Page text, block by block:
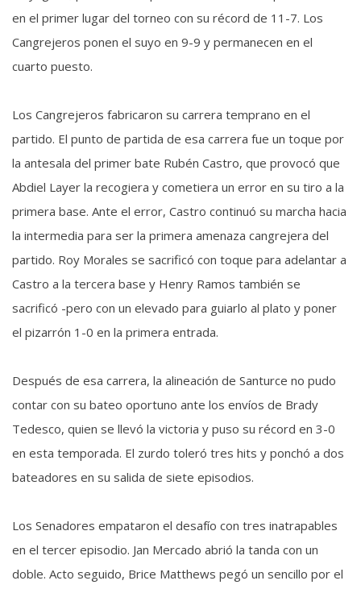
en el primer lugar del torneo con su récord de 11-7. Los
Cangrejeros ponen el suyo en 9-9 y permanecen en el
cuarto puesto.
Los Cangrejeros fabricaron su carrera temprano en el
partido. El punto de partida de esa carrera fue un toque por
la antesala del primer bate Rubén Castro, que provocó que
Abdiel Layer la recogiera y cometiera un error en su tiro a la
primera base. Ante el error, Castro continuó su marcha hacia
la intermedia para ser la primera amenaza cangrejera del
partido. Roy Morales se sacrificó con toque para adelantar a
Castro a la tercera base y Henry Ramos también se
sacrificó -pero con un elevado para guiarlo al plato y poner
el pizarrón 1-0 en la primera entrada.
Después de esa carrera, la alineación de Santurce no pudo
contar con su bateo oportuno ante los envíos de Brady
Tedesco, quien se llevó la victoria y puso su récord en 3-0
en esta temporada. El zurdo toleró tres hits y ponchó a dos
bateadores en su salida de siete episodios.
Los Senadores empataron el desafío con tres inatrapables
en el tercer episodio. Jan Mercado abrió la tanda con un
doble. Acto seguido, Brice Matthews pegó un sencillo por el